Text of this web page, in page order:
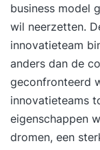
business model
wil neerzetten.
innovatieteam
anders dan de
geconfronteerd
innovatieteams
eigenschappen
dromen, een